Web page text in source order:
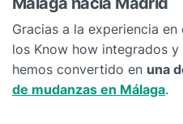
Gracias a la experiencia
los Know how integrados
hemos convertido en una
de mudanzas en Málaga.